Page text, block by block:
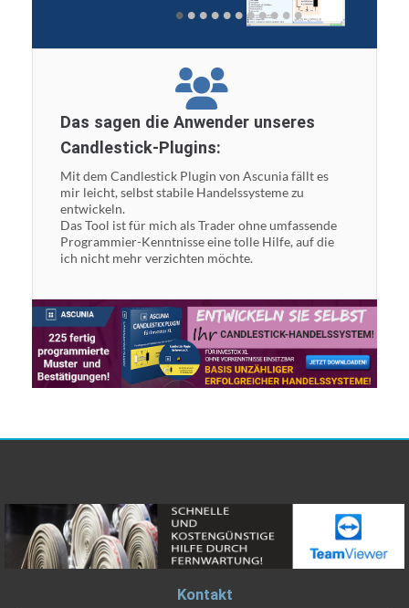
•••••••••••
Das sagen die Anwender unseres
Candlestick-Plugins:
Mit dem Candlestick Plugin von Ascunia fällt es
mir leicht, selbst stabile Handelssysteme zu
entwickeln.
Das Tool ist für mich als Trader ohne umfassende
Programmier-Kenntnisse eine tolle Hilfe, auf die
ich nicht mehr verzichten möchte.
Kontakt